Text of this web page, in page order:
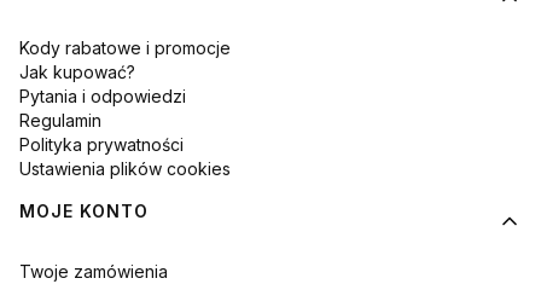
Kody rabatowe i promocje
Jak kupować?
Pytania i odpowiedzi
Regulamin
Polityka prywatności
Ustawienia plików cookies
MOJE KONTO
Twoje zamówienia